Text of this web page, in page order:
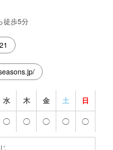
徒歩5分
水 木 金 土 日
◯ ◯ ◯ ◯ ◯